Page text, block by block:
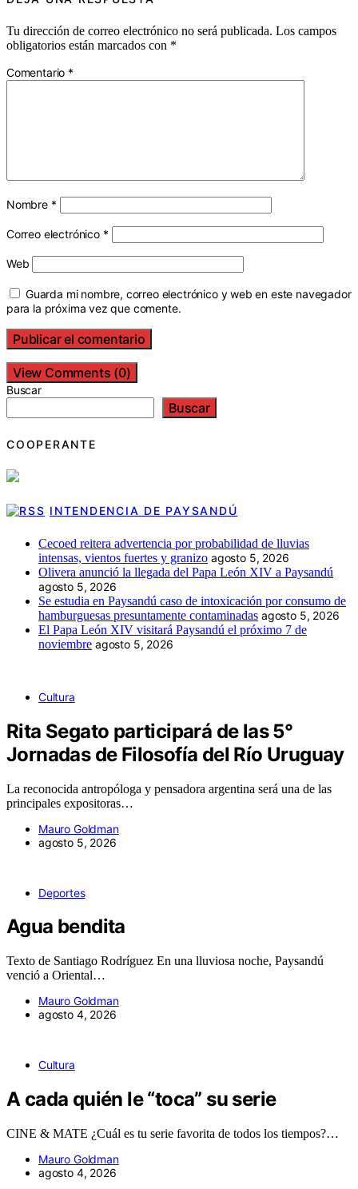
Tu dirección de correo electrónico no será publicada. Los campos
obligatorios están marcados con *
Comentario *
Nombre *
Correo electrónico *
Web
Guarda mi nombre, correo electrónico y web en este navegador
para la próxima vez que comente.
View Comments (0)
Buscar
Buscar
COOPERANTE
INTENDENCIA DE PAYSANDÚ
Cecoed reitera advertencia por probabilidad de lluvias
intensas, vientos fuertes y granizo agosto 5, 2026
Olivera anunció la llegada del Papa León XIV a Paysandú
agosto 5, 2026
Se estudia en Paysandú caso de intoxicación por consumo de
hamburguesas presuntamente contaminadas agosto 5, 2026
El Papa León XIV visitará Paysandú el próximo 7 de
noviembre agosto 5, 2026
Cultura
Rita Segato participará de las 5°
Jornadas de Filosofía del Río Uruguay
La reconocida antropóloga y pensadora argentina será una de las
principales expositoras…
Mauro Goldman
agosto 5, 2026
Deportes
Agua bendita
Texto de Santiago Rodríguez En una lluviosa noche, Paysandú
venció a Oriental…
Mauro Goldman
agosto 4, 2026
Cultura
A cada quién le “toca” su serie
CINE & MATE ¿Cuál es tu serie favorita de todos los tiempos?…
Mauro Goldman
agosto 4, 2026